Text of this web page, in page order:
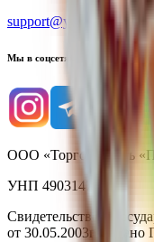
support@yoda.by
Мы в соцсетях
ООО «Торговая сеть
УНП 490314725
Свидетельство о
от 30.05.2003г выдано